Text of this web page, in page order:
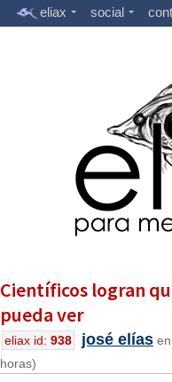
eliax social
Científicos logran
pueda ver
eliax id: 938 josé elías
horas)